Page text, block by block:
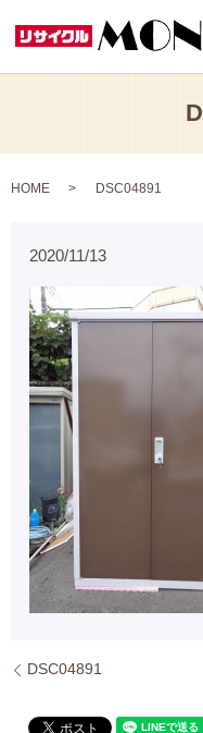
HOME DSC04891
2020/11/13
DSC04891